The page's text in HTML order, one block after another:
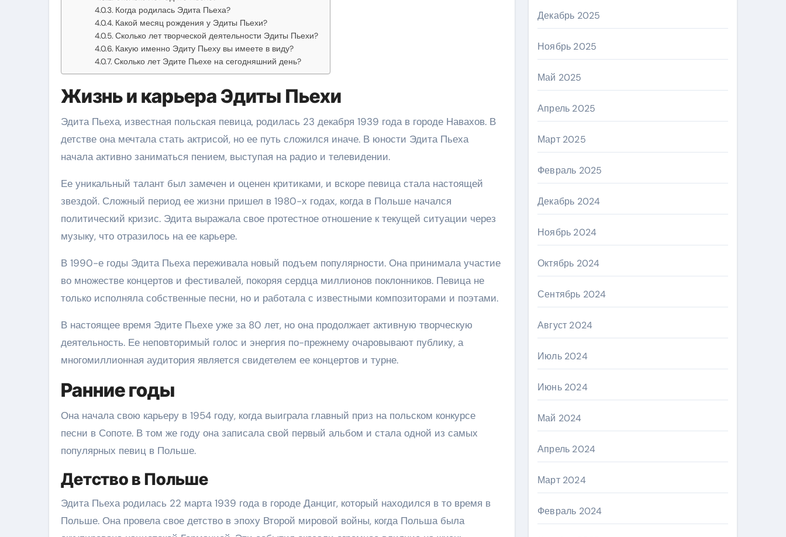
Когда родилась Эдита Пьеха?
Какой месяц рождения у Эдиты Пьехи?
Сколько лет творческой деятельности Эдиты Пьехи?
Какую именно Эдиту Пьеху вы имеете в виду?
Сколько лет Эдите Пьехе на сегодняшний день?
Жизнь и карьера Эдиты Пьехи
Эдита Пьеха, известная польская певица, родилась 23 декабря 1939 года в городе Навахов. В
детстве она мечтала стать актрисой, но ее путь сложился иначе. В юности Эдита Пьеха
начала активно заниматься пением, выступая на радио и телевидении.
Ее уникальный талант был замечен и оценен критиками, и вскоре певица стала настоящей
звездой. Сложный период ее жизни пришел в 1980-х годах, когда в Польше начался
политический кризис. Эдита выражала свое протестное отношение к текущей ситуации через
музыку, что отразилось на ее карьере.
В 1990-е годы Эдита Пьеха переживала новый подъем популярности. Она принимала участие
во множестве концертов и фестивалей, покоряя сердца миллионов поклонников. Певица не
только исполняла собственные песни, но и работала с известными композиторами и поэтами.
В настоящее время Эдите Пьехе уже за 80 лет, но она продолжает активную творческую
деятельность. Ее неповторимый голос и энергия по-прежнему очаровывают публику, а
многомиллионная аудитория является свидетелем ее концертов и турне.
Ранние годы
Она начала свою карьеру в 1954 году, когда выиграла главный приз на польском конкурсе
песни в Сопоте. В том же году она записала свой первый альбом и стала одной из самых
популярных певиц в Польше.
Детство в Польше
Эдита Пьеха родилась 22 марта 1939 года в городе Данциг, который находился в то время в
Польше. Она провела свое детство в эпоху Второй мировой войны, когда Польша была
Декабрь 2025
Ноябрь 2025
Май 2025
Апрель 2025
Март 2025
Февраль 2025
Декабрь 2024
Ноябрь 2024
Октябрь 2024
Сентябрь 2024
Август 2024
Июль 2024
Июнь 2024
Май 2024
Апрель 2024
Март 2024
Февраль 2024